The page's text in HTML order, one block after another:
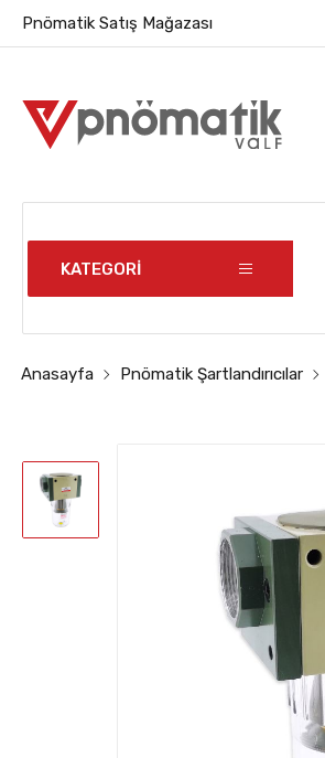
Pnömatik Satış Mağazası
KATEGORİ
Anasayfa Pnömatik Şartlandırıcılar